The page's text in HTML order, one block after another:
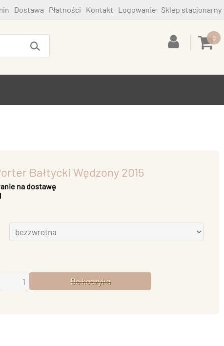
Dostawa Płatności Kontakt Logowanie Sklep stacjonarny
0
Bałtycki Wędzony 2015
na dostawę